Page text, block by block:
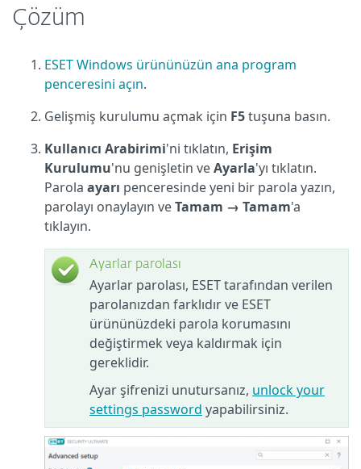
Çözüm
ESET Windows ürününüzün ana program
penceresini açın.
Gelişmiş kurulumu açmak için F5tuşuna basın.
Kullanıcı Arabirimi'ni tıklatın, Erişim
Kurulumu'nu genişletin veAyarla'yı tıklatın.
Parola ayarı penceresinde yeni bir parola yazın,
parolayı onaylayın veTamam → Tamam'a
tıklayın.
Ayarlar parolası
Ayarlar parolası, ESET tarafından verilen
parolanızdan farklıdır ve ESET
ürününüzdeki parola korumasını
değiştirmek veya kaldırmak için
gereklidir.
Ayar şifrenizi unutursanız, unlock your
settings password yapabilirsiniz.